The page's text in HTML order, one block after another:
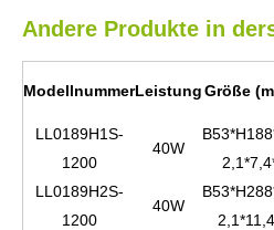
Andere Produkte in
ModellnummerLeistungGröße
LL0189H1S-
1200
40W
LL0189H2S-
1200
40W